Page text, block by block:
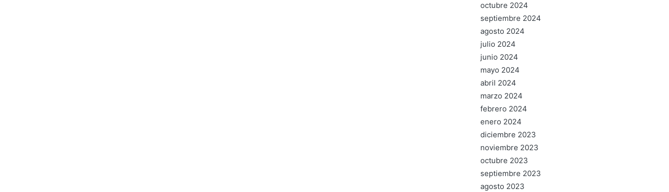
octubre 2024
septiembre 2024
agosto 2024
julio 2024
junio 2024
mayo 2024
abril 2024
marzo 2024
febrero 2024
enero 2024
diciembre 2023
noviembre 2023
octubre 2023
septiembre 2023
agosto 2023